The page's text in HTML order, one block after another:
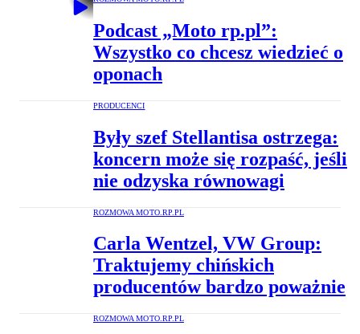
Podcast „Moto rp.pl”:
Wszystko co chcesz wiedzieć o
oponach
PRODUCENCI
Były szef Stellantisa ostrzega:
koncern może się rozpaść, jeśli
nie odzyska równowagi
ROZMOWA MOTO.RP.PL
Carla Wentzel, VW Group:
Traktujemy chińskich
producentów bardzo poważnie
ROZMOWA MOTO.RP.PL